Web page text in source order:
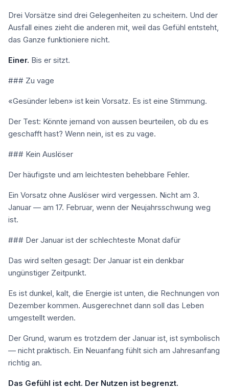
Drei Vorsätze sind drei Gelegenheiten zu scheitern. Und der
Ausfall eines zieht die anderen mit, weil das Gefühl entsteht,
das Ganze funktioniere nicht.
Einer. Bis er sitzt.
### Zu vage
«Gesünder leben» ist kein Vorsatz. Es ist eine Stimmung.
Der Test: Könnte jemand von aussen beurteilen, ob du es
geschafft hast? Wenn nein, ist es zu vage.
### Kein Auslöser
Der häufigste und am leichtesten behebbare Fehler.
Ein Vorsatz ohne Auslöser wird vergessen. Nicht am 3.
Januar — am 17. Februar, wenn der Neujahrsschwung weg
ist.
### Der Januar ist der schlechteste Monat dafür
Das wird selten gesagt: Der Januar ist ein denkbar
ungünstiger Zeitpunkt.
Es ist dunkel, kalt, die Energie ist unten, die Rechnungen von
Dezember kommen. Ausgerechnet dann soll das Leben
umgestellt werden.
Der Grund, warum es trotzdem der Januar ist, ist symbolisch
— nicht praktisch. Ein Neuanfang fühlt sich am Jahresanfang
richtig an.
Das Gefühl ist echt. Der Nutzen ist begrenzt.